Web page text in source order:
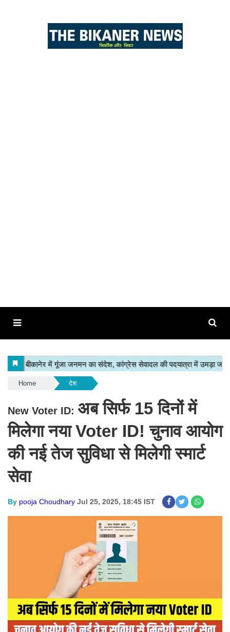
Home देश
New Voter ID: अब सिर्फ 15 दिनों में
मिलेगा नया Voter ID! चुनाव आयोग
की नई तेज सुविधा से मिलेगी स्मार्ट
सेवा
By pooja Choudhary Jul 25, 2025, 18:45 IST